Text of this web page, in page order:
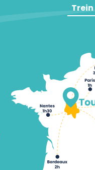
Trein